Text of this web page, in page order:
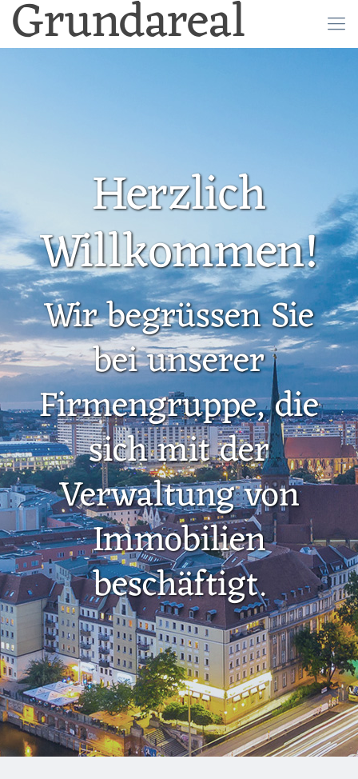
Grundareal
Herzlich
Willkommen!
Wir begrüssen Sie
bei unserer
Firmengruppe, die
sich mit der
Verwaltung von
Immobilien
beschäftigt.